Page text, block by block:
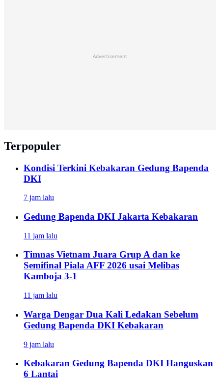
Advertisement
Terpopuler
Kondisi Terkini Kebakaran Gedung Bapenda
DKI
7 jam lalu
Gedung Bapenda DKI Jakarta Kebakaran
11 jam lalu
Timnas Vietnam Juara Grup A dan ke
Semifinal Piala AFF 2026 usai Melibas
Kamboja 3-1
11 jam lalu
Warga Dengar Dua Kali Ledakan Sebelum
Gedung Bapenda DKI Kebakaran
9 jam lalu
Kebakaran Gedung Bapenda DKI Hanguskan
6 Lantai